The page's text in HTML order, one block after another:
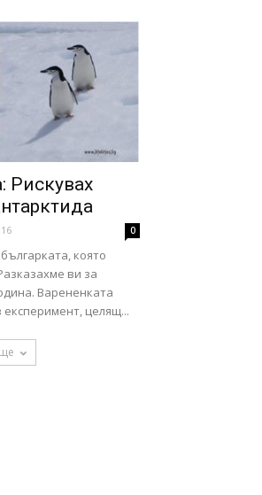
Рискувах
0
която
ви за
Варененката
експеримент, целящ...